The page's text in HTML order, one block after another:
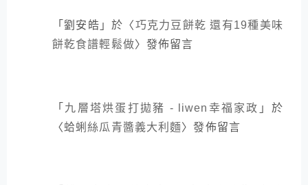
「劉安皓 」於〈巧克力豆餅乾 還有19種美味
餅乾食譜輕鬆做〉發佈留言
「 九層塔烘蛋打拋豬 - liwen幸福家政 」於
〈蛤蜊絲瓜青醬義大利麵〉發佈留言